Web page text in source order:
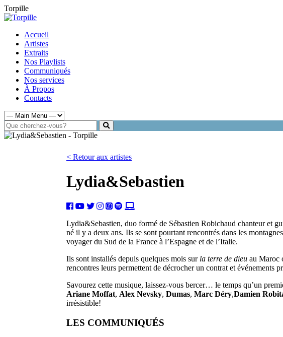
Torpille
Accueil
Artistes
Extraits
Nos Playlists
Communiqués
Nos services
À Propos
Contacts
< Retour aux artistes
Lydia&Sebastien
Lydia&Sebastien, duo formé de Sébastien Robichaud chanteur et
né il y a deux ans. Ils se sont pourtant rencontrés dans les
voyager du Sud de la France à l’Espagne et de l’Italie.
Ils sont installés depuis quelques mois sur la terre de dieu au Maroc
rencontres leurs permettent de décrocher un contrat et événements
Savourez cette musique, laissez-vous bercer… le temps qu’un
Ariane Moffat, Alex Nevsky, Dumas, Marc Déry,Damien
irrésistible!
LES COMMUNIQUÉS